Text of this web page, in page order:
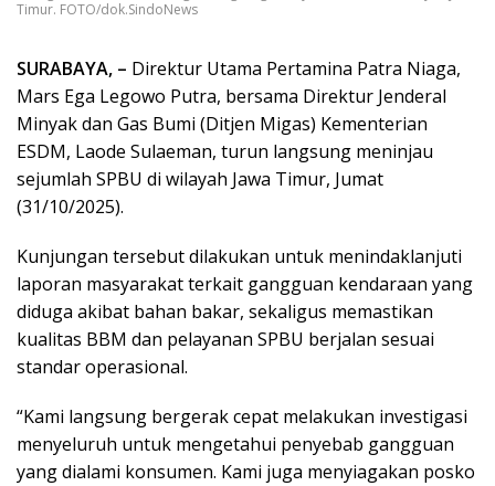
Timur. FOTO/dok.SindoNews
SURABAYA, – Direktur Utama Pertamina Patra Niaga,
Mars Ega Legowo Putra, bersama Direktur Jenderal
Minyak dan Gas Bumi (Ditjen Migas) Kementerian
ESDM, Laode Sulaeman, turun langsung meninjau
sejumlah SPBU di wilayah Jawa Timur, Jumat
(31/10/2025).
Kunjungan tersebut dilakukan untuk menindaklanjuti
laporan masyarakat terkait gangguan kendaraan yang
diduga akibat bahan bakar, sekaligus memastikan
kualitas BBM dan pelayanan SPBU berjalan sesuai
standar operasional.
“Kami langsung bergerak cepat melakukan investigasi
menyeluruh untuk mengetahui penyebab gangguan
yang dialami konsumen. Kami juga menyiagakan posko